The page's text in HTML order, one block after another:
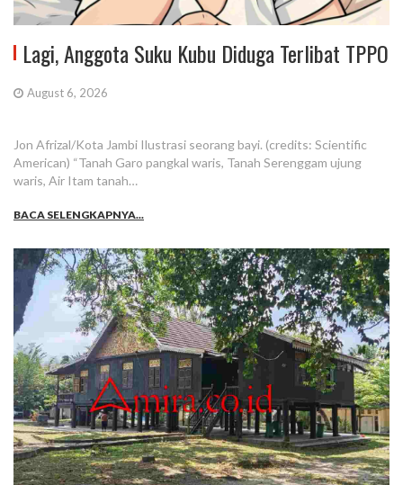
Lagi, Anggota Suku Kubu Diduga Terlibat TPPO
August 6, 2026
Jon Afrizal/Kota Jambi Ilustrasi seorang bayi. (credits: Scientific
American) “Tanah Garo pangkal waris, Tanah Serenggam ujung
waris, Air Itam tanah…
BACA SELENGKAPNYA...